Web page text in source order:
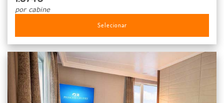
por cabine
Selecionar